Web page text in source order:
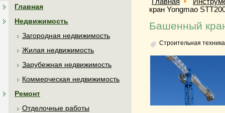
Главная
Недвижимость
Загородная недвижимость
Жилая недвижимость
Зарубежная недвижимость
Коммерческая недвижимость
Ремонт
Отделочные работы
кран Yongmao
Башенный
Строительная техника